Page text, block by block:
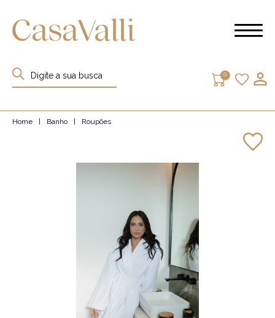
0
Home Banho Roupões